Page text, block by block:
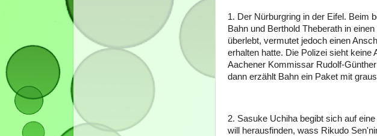
1. Der Nürburgring in der Eifel. Beim
Bahn und Berthold Theberath in
überlebt, vermutet jedoch einen
erhalten hatte. Die Polizei sieht keine
Aachener Kommissar Rudolf-
dann erzählt Bahn ein Paket mit
2. Sasuke Uchiha begibt sich auf
will herausfinden, wass Rikudo